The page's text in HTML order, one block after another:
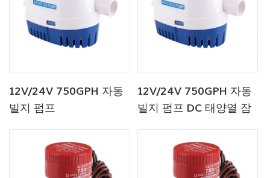
12V/24V 750GPH 자동
빌지 펌프
12V/24V 750GPH 자동
빌지 펌프 DC 태양열 잠